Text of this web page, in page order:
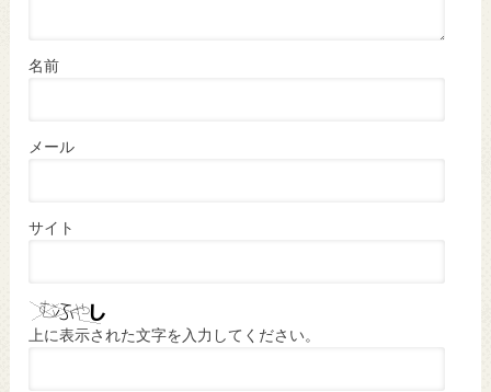
名前
メール
サイト
上に表示された文字を入力してください。